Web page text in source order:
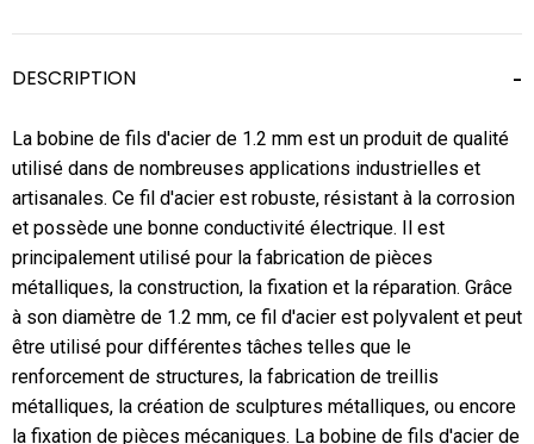
DESCRIPTION
La bobine de fils d'acier de 1.2 mm est un produit de qualité
utilisé dans de nombreuses applications industrielles et
artisanales. Ce fil d'acier est robuste, résistant à la corrosion
et possède une bonne conductivité électrique. Il est
principalement utilisé pour la fabrication de pièces
métalliques, la construction, la fixation et la réparation. Grâce
à son diamètre de 1.2 mm, ce fil d'acier est polyvalent et peut
être utilisé pour différentes tâches telles que le
renforcement de structures, la fabrication de treillis
métalliques, la création de sculptures métalliques, ou encore
la fixation de pièces mécaniques. La bobine de fils d'acier de